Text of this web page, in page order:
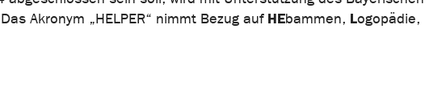
Akronym „HELPER“ nimmt Bezug auf HEbammen, Logopädie,